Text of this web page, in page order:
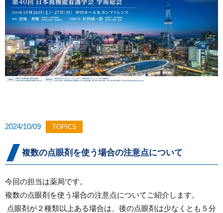
2024/10/09 TOPICS
複数の点眼剤を使う場合の注意点について
今回の担当は薬局です。
複数の点眼剤を使う場合の注意点についてご紹介します。
点眼剤が２種類以上ある場合は、後の点眼剤は少なくとも５分